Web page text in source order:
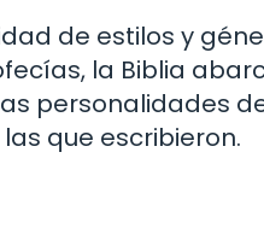
de estilos y
la Biblia
personalidades
que escribieron.